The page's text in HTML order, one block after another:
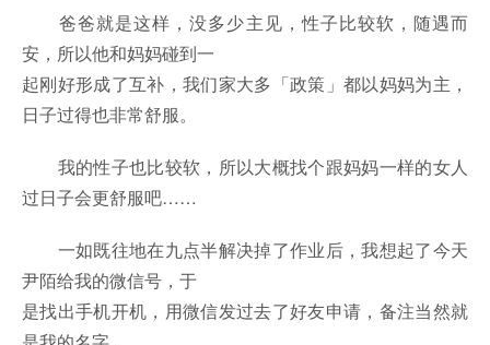
爸爸就是这样，没多少主见，性子比较软，随遇而
安，所以他和妈妈碰到一
起刚好形成了互补，我们家大多「政策」都以妈妈为主，
日子过得也非常舒服。
我的性子也比较软，所以大概找个跟妈妈一样的女人
过日子会更舒服吧……
一如既往地在九点半解决掉了作业后，我想起了今天
尹陌给我的微信号，于
是找出手机开机，用微信发过去了好友申请，备注当然就